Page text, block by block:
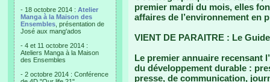
- 18 octobre 2014 : Atelier
Manga à la Maison des
Ensembles , présentation de
José aux mang'ados
- 4 et 11 octobre 2014 :
Ateliers Manga à la Maison
des Ensembles
- 2 octobre 2014 : Conférence
premier mardi du mois, elles
affaires de l’environnement en
VIENT DE PARAITRE : Le
Le premier annuaire recensant
du développement durable :
presse, de communication,